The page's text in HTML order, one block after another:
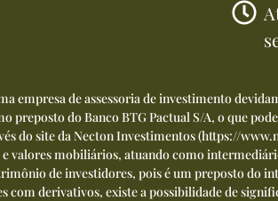
empresa de assessoria de investimento
preposto do Banco BTG Pactual S/A, o que
do site da Necton Investimentos (https://
mobiliários, atuando como
de investidores, pois é um preposto do
com derivativos, existe a possibilidade de